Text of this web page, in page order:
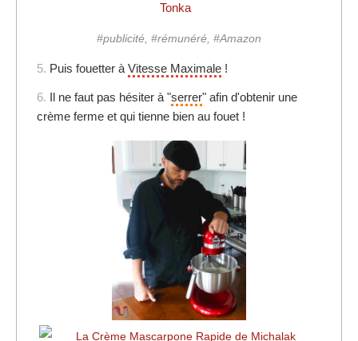
Tonka
#publicité, #rémunéré, #Amazon
5. Puis fouetter à Vitesse Maximale !
6. Il ne faut pas hésiter à "serrer" afin d'obtenir une
crème ferme et qui tienne bien au fouet !